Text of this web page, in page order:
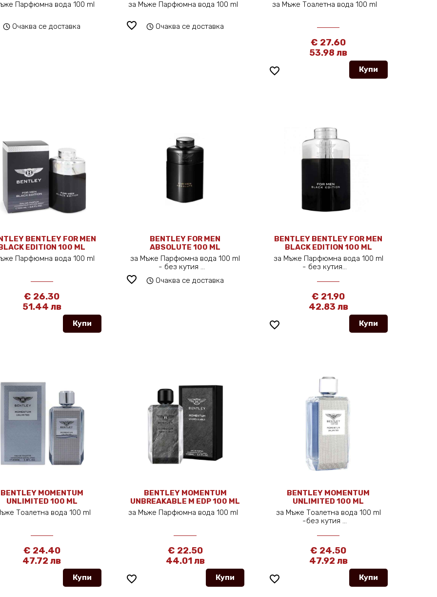
Парфюмна вода 100 ml
Очаква се доставка favorite_border
за Мъже Парфюмна вода 100 ml
Очаква се доставка
favorite_border
за Мъже Тоалетна вода 100 ml
€ 27.60
53.98 лв
Купи
BENTLEY FOR MEN
EDITION 100 ML
Парфюмна вода 100 ml
€ 26.30
51.44 лв
Купи
favorite_border
BENTLEY FOR MEN
ABSOLUTE 100 ML
за Мъже Парфюмна вода 100 ml
- без кутия ...
Очаква се доставка
favorite_border
BENTLEY BENTLEY FOR MEN
BLACK EDITION 100 ML
за Мъже Парфюмна вода 100 ml
- без кутия...
€ 21.90
42.83 лв
Купи
BENTLEY MOMENTUM
UNLIMITED 100 ML
Тоалетна вода 100 ml
€ 24.40
47.72 лв
Купи favorite_border
BENTLEY MOMENTUM
UNBREAKABLE M EDP 100 ML
за Мъже Парфюмна вода 100 ml
€ 22.50
44.01 лв
Купи favorite_border
BENTLEY MOMENTUM
UNLIMITED 100 ML
за Мъже Тоалетна вода 100 ml
-без кутия ...
€ 24.50
47.92 лв
Купи